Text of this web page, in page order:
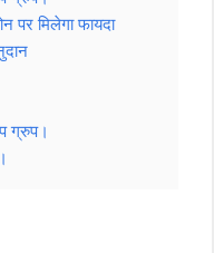
पर मिलेगा फायदा
ग्रुप।